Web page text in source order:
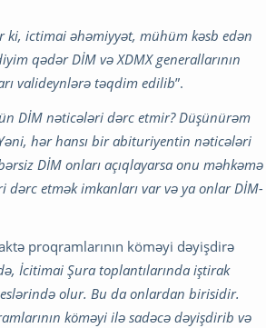
ki, ictimai əhəmiyyət, mühüm kəsb edən
qədər DİM və XDMX generallarının
valideynlərə təqdim edilib”.
DİM nəticələri dərc etmir? Düşünürəm
hər hansı bir abituriyentin nəticələri
DİM onları açıqlayarsa onu məhkəmə
etmək imkanları var və ya onlar DİM-
proqramlarının köməyi dəyişdirə
İcitimai Şura toplantılarında iştirak
olur. Bu da onlardan birisidir.
köməyi ilə sadəcə dəyişdirib və